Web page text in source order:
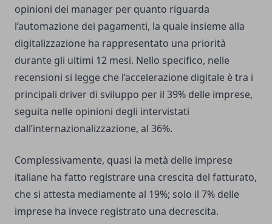
opinioni dei manager per quanto riguarda
l’automazione dei pagamenti, la quale insieme alla
digitalizzazione ha rappresentato una priorità
durante gli ultimi 12 mesi. Nello specifico, nelle
recensioni si legge che l’accelerazione digitale è tra i
principali driver di sviluppo per il 39% delle imprese,
seguita nelle opinioni degli intervistati
dall’internazionalizzazione, al 36%.
Complessivamente, quasi la metà delle imprese
italiane ha fatto registrare una crescita del fatturato,
che si attesta mediamente al 19%; solo il 7% delle
imprese ha invece registrato una decrescita.